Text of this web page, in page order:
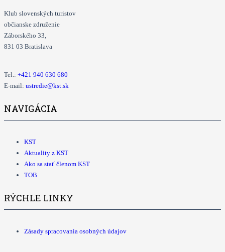
Klub slovenských turistov
občianske združenie
Záborského 33,
831 03 Bratislava
Tel.: +421 940 630 680
E-mail: ustredie@kst.sk
NAVIGÁCIA
KST
Aktuality z KST
Ako sa stať členom KST
TOB
RÝCHLE LINKY
Zásady spracovania osobných údajov